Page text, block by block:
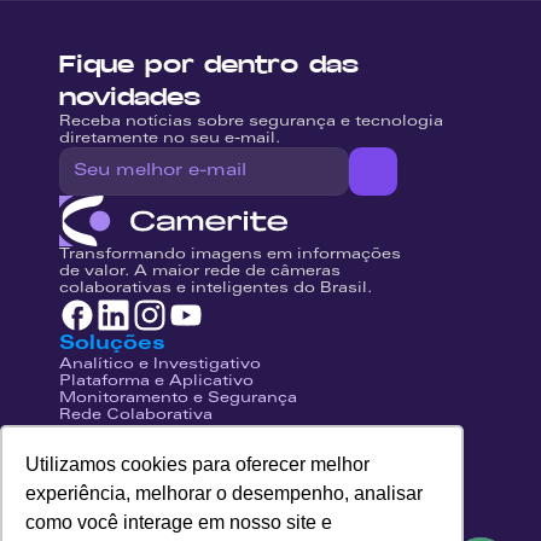
Utilizamos cookies para oferecer melhor
experiência, melhorar o desempenho, analisar
como você interage em nosso site e
Fique por dentro das
novidades
Receba notícias sobre segurança e tecnologia
diretamente no seu e-mail.
Transformando imagens em informações
de valor. A maior rede de câmeras
colaborativas e inteligentes do Brasil.
Soluções
Analítico e Investigativo
Plataforma e Aplicativo
Monitoramento e Segurança
Rede Colaborativa
Conexão e Nuvem
Fale Conosco
Central de Ajuda
Trabalhe Conosco
Seja Franqueado